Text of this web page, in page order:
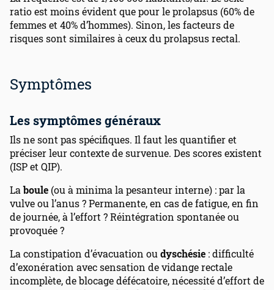
ratio est moins évident que pour le prolapsus (60% de
femmes et 40% d’hommes). Sinon, les facteurs de
risques sont similaires à ceux du prolapsus rectal.
Symptômes
Les symptômes généraux
Ils ne sont pas spécifiques. Il faut les quantifier et
préciser leur contexte de survenue. Des scores existent
(ISP et QIP).
Laboule (ou à minima la pesanteur interne) : par la
vulve ou l’anus ? Permanente, en cas de fatigue, en fin
de journée, à l’effort ? Réintégration spontanée ou
provoquée ?
La constipation d’évacuation oudyschésie : difficulté
d’exonération avec sensation de vidange rectale
incomplète, de blocage défécatoire, nécessité d’effort de